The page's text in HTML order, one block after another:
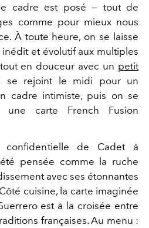
cadre est posé — tout de
comme pour mieux nous
À toute heure, on se laisse
etévolutif aux multiples
en douceur avec un petit
se rejoint le midi pour un
cadre intimiste, puis on se
une carte French Fusion
confidentielle de Cadet à
pensée comme la ruche
avec ses étonnantes
cuisine, la carte imaginée
est à la croisée entre
françaises. Au menu :